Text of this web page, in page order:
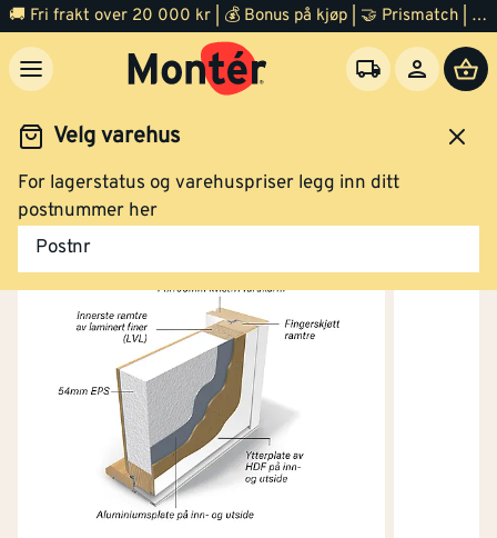
🚚 Fri frakt over 20 000 kr | 💰 Bonus på kjøp | 🤝 Prismatch | ⭐ 100% fornøyd garanti | 🏪 140 byggevarehus
Velg varehus
For lagerstatus og varehuspriser legg inn ditt
postnummer her
Postnr
Dør Ytterdør